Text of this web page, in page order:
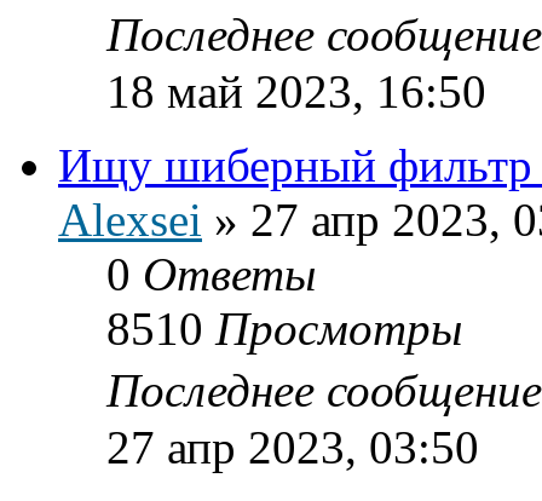
Последнее
18 май 2023, 16:50
Ищу шиберный
Alexsei » 27 апр 2023,
0 Ответы
8510 Просмотры
Последнее
27 апр 2023, 03:50